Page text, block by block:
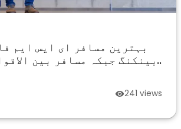
بہترین مسافر ای ایس ایم
241 views